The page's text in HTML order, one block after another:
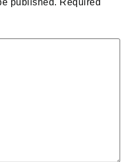
published. Required